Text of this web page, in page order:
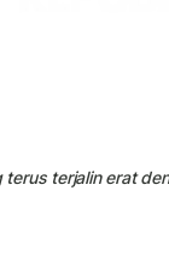
terjalin erat